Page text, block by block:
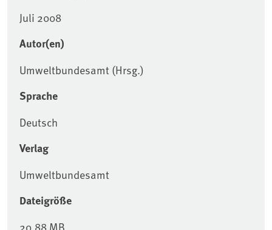
Juli 2008
Autor(en)
Umweltbundesamt (Hrsg.)
Sprache
Deutsch
Verlag
Umweltbundesamt
Dateigröße
20,88 MB